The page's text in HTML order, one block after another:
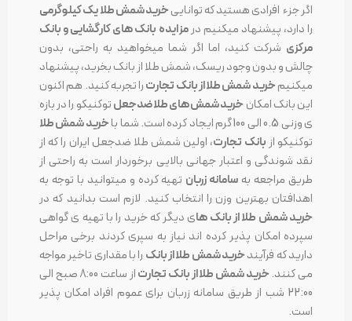
اگر جزء افرادی هستید که تواناییخرید شمش طلا یک کیلوگرمی
را دارد، پیشنهاد میکنیم درمزایده بانک های کارگشایی و بانک
مرکزی شرکت کنید، اما اگر شما میخواهید به راحتی، بدون
چالش و بدون وجود ریسک، شمش طلا از بانک بخرید، پیشنهاد
میکنیمخرید شمش طلا از بانک تجارترا تجربه کنید. هم اکنون
این بانک امکانخرید شمش های طلا ضدجعلتوکنیکو را در بازه
ی وزنی 0.5 الی 100 گرم ایجاد کرده است. شما با
خرید شمش طلا
توکنیکو از بانک تجارت، اولین شمش طلا ضدجعل ایران را که از
نقد شوندگی و اعتبار جهانی بالایی برخوردار است به راحتی از
طریق مراجعه به سامانه زربان تهیه کرده و میتوانید با توجه به
اهدافتان بهترین وزن را انتخاب کنید. لازم است بدانید که در
خرید شمش طلا از بانک های دیگر که خرید را با تهیه ی گواهی
سپرده امکان پذیر کرده اند نیاز به سپری کردند برخی مراحل
دارید که فرآیندخرید شمش طلا از بانک را با مقداری تاخیر مواجه
می کنند.خرید شمش طلا از بانک تجارت
از ساعت 8:00 صبح الی
22:00 شب از طریق سامانه زربان برای عموم افراد امکان پذیر
است.